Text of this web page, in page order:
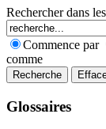
Rechercher dans
Commence par
comme
Glossaires